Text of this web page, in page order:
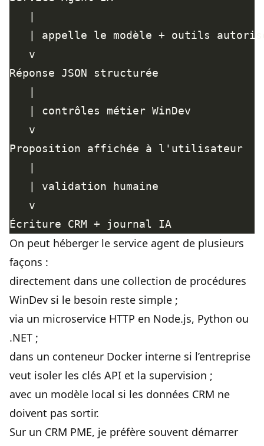
On peut héberger le service agent de plusieurs
façons :
directement dans une collection de procédures
WinDev si le besoin reste simple ;
via un microservice HTTP en Node.js, Python ou
.NET ;
dans un conteneur Docker interne si l’entreprise
veut isoler les clés API et la supervision ;
avec un modèle local si les données CRM ne
doivent pas sortir.
Sur un CRM PME, je préfère souvent démarrer